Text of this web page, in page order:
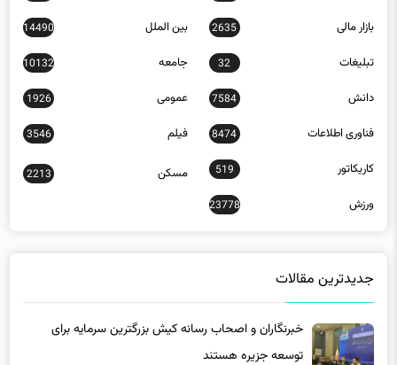
استانها 18866 اقتصاد 13307
بازار مالی 2635 بین الملل 14490
تبلیغات 32
10132
دانش 7584 عمومی 1926
فناوری اطلاعات 8474
3546
کاریکاتور 519
جدیدترین مقالات
خبرنگاران و اصحاب رسانه کیش بزرگترین سرمایه برای